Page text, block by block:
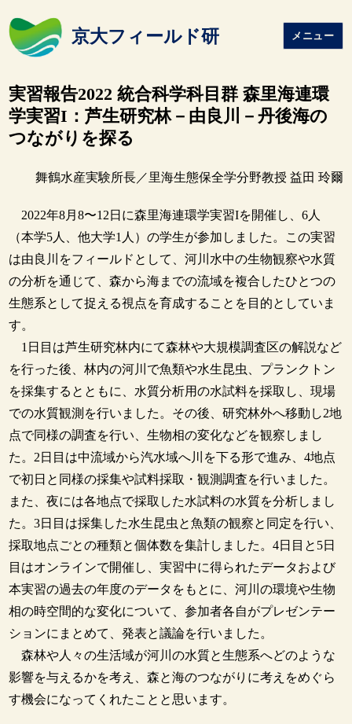
京大フィールド研 メニュー
実習報告2022 統合科学科目群 森里海連環
学実習I：芦生研究林－由良川－丹後海の
つながりを探る
舞鶴水産実験所長／里海生態保全学分野教授 益田 玲爾
2022年8月8〜12日に森里海連環学実習Iを開催し、6人
（本学5人、他大学1人）の学生が参加しました。この実習
は由良川をフィールドとして、河川水中の生物観察や水質
の分析を通じて、森から海までの流域を複合したひとつの
生態系として捉える視点を育成することを目的としていま
す。
1日目は芦生研究林内にて森林や大規模調査区の解説など
を行った後、林内の河川で魚類や水生昆虫、プランクトン
を採集するとともに、水質分析用の水試料を採取し、現場
での水質観測を行いました。その後、研究林外へ移動し2地
点で同様の調査を行い、生物相の変化などを観察しまし
た。2日目は中流域から汽水域へ川を下る形で進み、4地点
で初日と同様の採集や試料採取・観測調査を行いました。
また、夜には各地点で採取した水試料の水質を分析しまし
た。3日目は採集した水生昆虫と魚類の観察と同定を行い、
採取地点ごとの種類と個体数を集計しました。4日目と5日
目はオンラインで開催し、実習中に得られたデータおよび
本実習の過去の年度のデータをもとに、河川の環境や生物
相の時空間的な変化について、参加者各自がプレゼンテー
ションにまとめて、発表と議論を行いました。
森林や人々の生活域が河川の水質と生態系へどのような
影響を与えるかを考え、森と海のつながりに考えをめぐら
す機会になってくれたことと思います。